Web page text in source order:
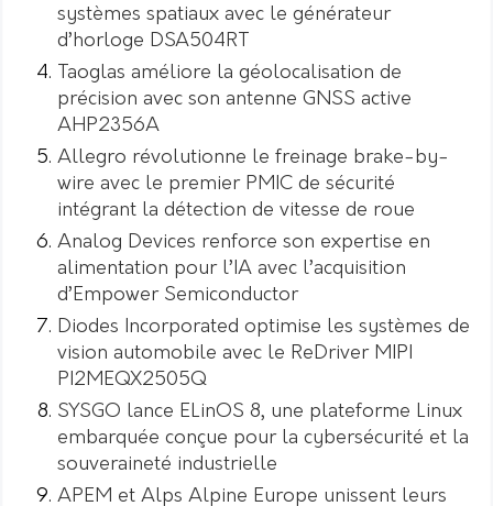
systèmes spatiaux avec le générateur
d’horloge DSA504RT
Taoglas améliore la géolocalisation de
précision avec son antenne GNSS active
AHP2356A
Allegro révolutionne le freinage brake-by-
wire avec le premier PMIC de sécurité
intégrant la détection de vitesse de roue
Analog Devices renforce son expertise en
alimentation pour l’IA avec l’acquisition
d’Empower Semiconductor
Diodes Incorporated optimise les systèmes de
vision automobile avec le ReDriver MIPI
PI2MEQX2505Q
SYSGO lance ELinOS 8, une plateforme Linux
embarquée conçue pour la cybersécurité et la
souveraineté industrielle
APEM et Alps Alpine Europe unissent leurs